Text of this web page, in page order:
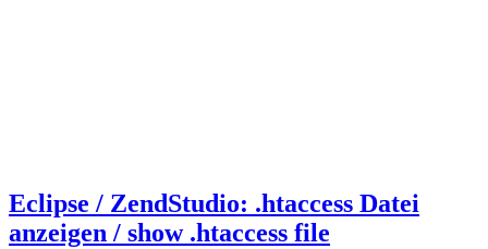
Eclipse / ZendStudio: .htaccess Datei
anzeigen / show .htaccess file